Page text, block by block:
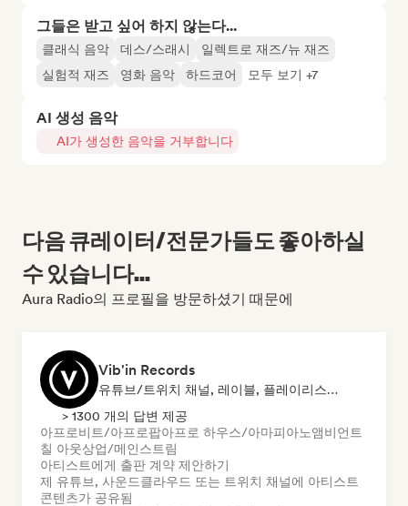
그들은 받고 싶어 하지 않는다...
클래식 음악 데스/스래시
일렉트로 재즈/뉴 재즈
실험적 재즈
영화 음악 하드코어 모두 보기 +7
AI 생성 음악
AI가 생성한 음악을 거부합니다
다음 큐레이터/전문가들도 좋아하실
수 있습니다...
Aura Radio의 프로필을 방문하셨기 때문에
Vib'in Records
유튜브/트위치 채널, 레이블, 플레이리스트 큐레이터, 출판사
> 1300 개의 답변 제공
아프로비트/아프로팝아프로 하우스/아마피아노앰비언트
칠 아웃상업/메인스트림
아티스트에게 출판 계약 제안하기
제 유튜브, 사운드클라우드 또는 트위치 채널에 아티스트
콘텐츠가 공유됨